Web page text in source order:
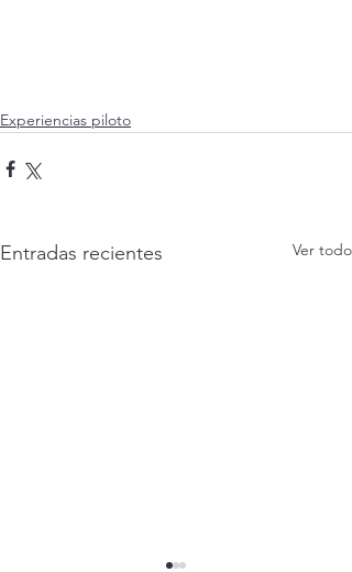
Experiencias piloto
Entradas recientes Ver todo